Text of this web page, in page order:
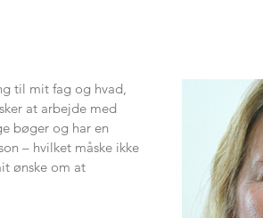
til mit fag og hvad,
at arbejde med
bøger og har en
– hvilket måske ikke
ønske om at